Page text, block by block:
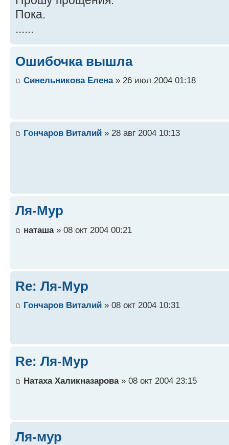
Пока.
......
Ошибочка вышла
Синельникова Елена» 26 июл 2004 01:18
Гончаров Виталий » 28 авг 2004 10:13
Ля-Мур
наташа» 08 окт 2004 00:21
Re: Ля-Мур
Гончаров Виталий » 08 окт 2004 10:31
Re: Ля-Мур
Натаха Халикназарова» 08 окт 2004 23:15
Ля-мур